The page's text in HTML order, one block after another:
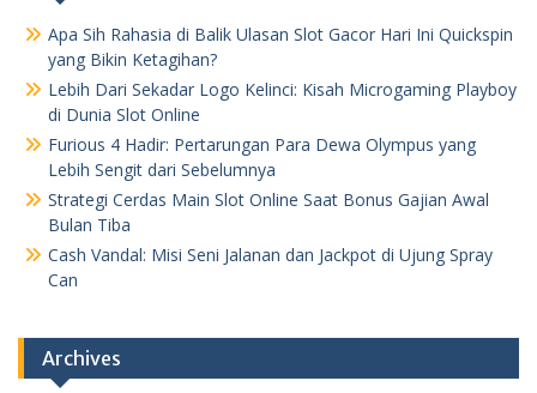
Apa Sih Rahasia di Balik Ulasan Slot Gacor Hari Ini Quickspin
yang Bikin Ketagihan?
Lebih Dari Sekadar Logo Kelinci: Kisah Microgaming Playboy
di Dunia Slot Online
Furious 4 Hadir: Pertarungan Para Dewa Olympus yang
Lebih Sengit dari Sebelumnya
Strategi Cerdas Main Slot Online Saat Bonus Gajian Awal
Bulan Tiba
Cash Vandal: Misi Seni Jalanan dan Jackpot di Ujung Spray
Can
Archives